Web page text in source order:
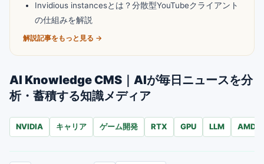
Invidious instancesとは？分散型YouTubeクライアント
の仕組みを解説
解説記事をもっと見る →
AI Knowledge CMS｜AIが毎日ニュースを分
析・蓄積する知識メディア
NVIDIA キャリア ゲーム開発 RTX GPU LLM AMD